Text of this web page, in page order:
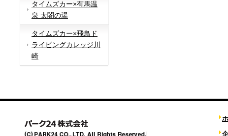
タイムズカー×有馬温
泉 太閤の湯
タイムズカー×飛鳥ド
ライビングカレッジ川
崎